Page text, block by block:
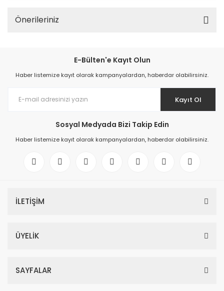
Önerileriniz
E-Bülten'e Kayıt Olun
Haber listemize kayıt olarak kampanyalardan, haberdar olabilirsiniz.
Kayıt Ol
Sosyal Medyada Bizi Takip Edin
Haber listemize kayıt olarak kampanyalardan, haberdar olabilirsiniz.
İLETİŞİM
ÜYELİK
SAYFALAR